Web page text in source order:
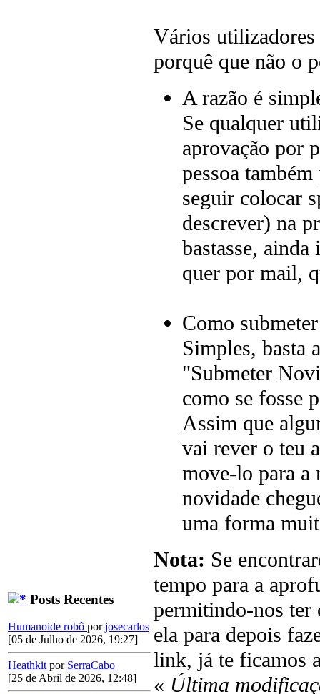
Posts Recentes
Humanoide robô porjosecarlos
[05 de Julho de 2026, 19:27]
Heathkit por SerraCabo
[25 de Abril de 2026, 12:48]
Vários utilizadores
porquê que não o
A razão é
Se qualquer
aprovação por
pessoa
seguir colocar
descrever) na
bastasse,
quer por mail,
Como
Simples, basta
"Submeter
como se fosse
Assim que
vai rever o teu
move-lo para a
novidade
uma forma
Nota: Se
tempo para a
permitindo-nos ter
ela para depois
link, já te ficamos
« Última